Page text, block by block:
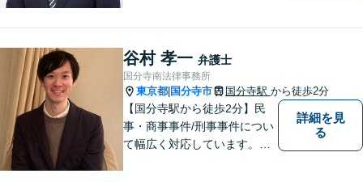
い！
谷村 孝一 弁護士
国分寺南法律事務所
東京都 国分寺市 国分寺駅 から徒歩2分
【国分寺駅から徒歩2分】民
事・商事事件/刑事事件につい
て幅広く対応しています。ま
詳細を見
る